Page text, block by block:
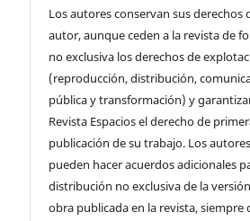
Los autores conservan sus derechos
autor, aunque ceden a la revista de
no exclusiva los derechos de
(reproducción, distribución,
pública y transformación) y
Revista Espacios el derecho de
publicación de su trabajo. Los
pueden hacer acuerdos adicionales
distribución no exclusiva de la
obra publicada en la revista, siempre